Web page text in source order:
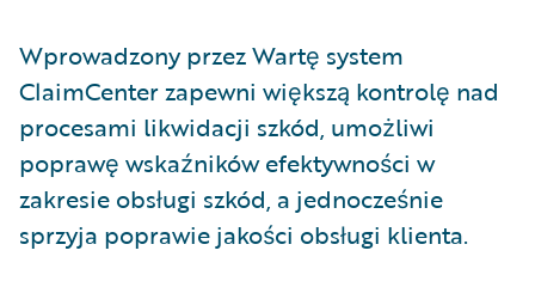
Wprowadzony przez Wartę system
ClaimCenter zapewni większą kontrolę nad
procesami likwidacji szkód, umożliwi
poprawę wskaźników efektywności w
zakresie obsługi szkód, a jednocześnie
sprzyja poprawie jakości obsługi klienta.